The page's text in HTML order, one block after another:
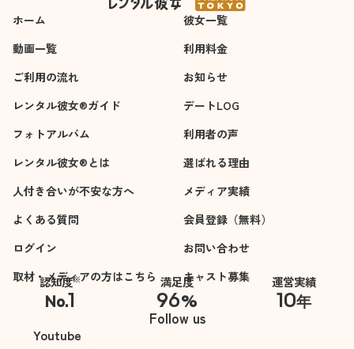
ほしいと思います。
った。
とってもいい癒され
る時間だった。
ホーム
彼女一覧
動画一覧
利用料金
ご利用の流れ
お知らせ
レンタル彼女®ガイド
デートLOG
フォトアルバム
利用者の声
レンタル彼女®とは
選ばれる理由
人付き合いが不安な方へ
メディア実績
よくある質問
会員登録（無料）
ログイン
お問い合わせ
取材・メディアの方はこちら
キャスト募集
認知度※
No.1
※自社調べ
満足度
96%
運営実績
10年
Follow us
Youtube